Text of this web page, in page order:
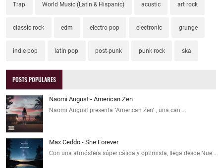
Trap World Music (Latin & Hispanic) acustic art rock
classic rock edm electro pop electronic grunge
indie pop latin pop post-punk punk rock ska
POSTS POPULARES
Naomi August - American Zen
Naomi August presenta "American Zen" , una can…
Max Ceddo - She Forever
Con una atmósfera súper cálida y optimista, llega desde Nue…